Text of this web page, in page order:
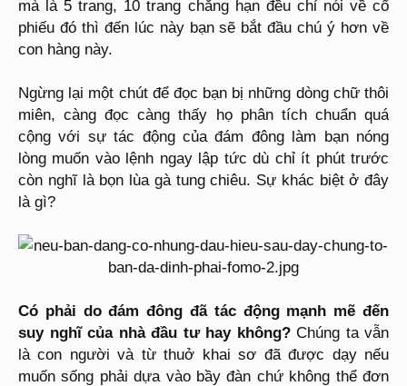
mà là 5 trang, 10 trang chẳng hạn đều chỉ nói về cổ
phiếu đó thì đến lúc này bạn sẽ bắt đầu chú ý hơn về
con hàng này.
Ngừng lại một chút để đọc bạn bị những dòng chữ thôi
miên, càng đọc càng thấy họ phân tích chuẩn quá
cộng với sự tác động của đám đông làm bạn nóng
lòng muốn vào lệnh ngay lập tức dù chỉ ít phút trước
còn nghĩ là bọn lùa gà tung chiêu. Sự khác biệt ở đây
là gì?
Có phải do đám đông đã tác động mạnh mẽ đến
suy nghĩ của nhà đầu tư hay không?Chúng ta vẫn
là con người và từ thuở khai sơ đã được dạy nếu
muốn sống phải dựa vào bầy đàn chứ không thể đơn